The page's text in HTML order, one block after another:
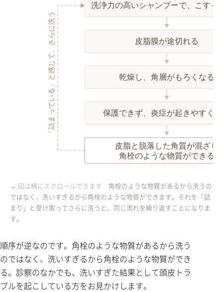
洗浄力の高いシャンプーで、こすっ
皮脂膜が途切れる
乾燥し、角層がもろくなる
保護できず、炎症が起きやすく
皮脂と脱落した角質が混ざり
角栓のような物質ができる
「詰まっている」と感じて、さらに洗う
角栓のような物質があるから洗うの
ではなく、洗いすぎるから角栓のような物質ができます。それを「詰
まり」と受け取ってさらに洗うと、同じ流れを繰り返すことになりま
す。
順序が逆なのです。角栓のような物質があるから洗う
のではなく、洗いすぎるから角栓のような物質ができ
る。診察のなかでも、洗いすぎた結果として頭皮トラ
ブルを起こしている方をお見かけします。